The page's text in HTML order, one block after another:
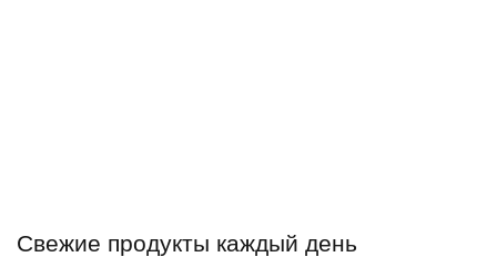
Свежие продукты каждый день